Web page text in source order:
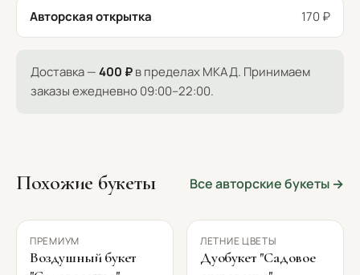
Авторская открытка 170 ₽
Доставка —400 ₽в пределах МКАД. Принимаем
заказы ежедневно 09:00–22:00.
Похожие букеты Все авторские букеты →
ПРЕМИУМ
Воздушный букет
ЛЕТНИЕ ЦВЕТЫ
Дуобукет "Садовое